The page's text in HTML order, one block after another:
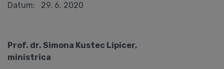
Datum: 29. 6. 2020
Prof. dr. Simona Kustec Lipicer,
ministrica